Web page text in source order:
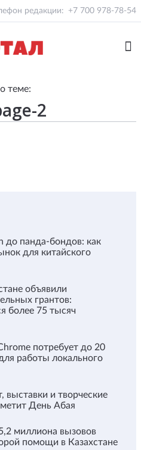
редакции: +7 700 978-78-54
теме:
до панда-бондов: как
для китайского
объявили
грантов:
более 75 тысяч
потребует до 20
работы локального
выставки и творческие
День Абая
миллиона вызовов
помощи в Казахстане